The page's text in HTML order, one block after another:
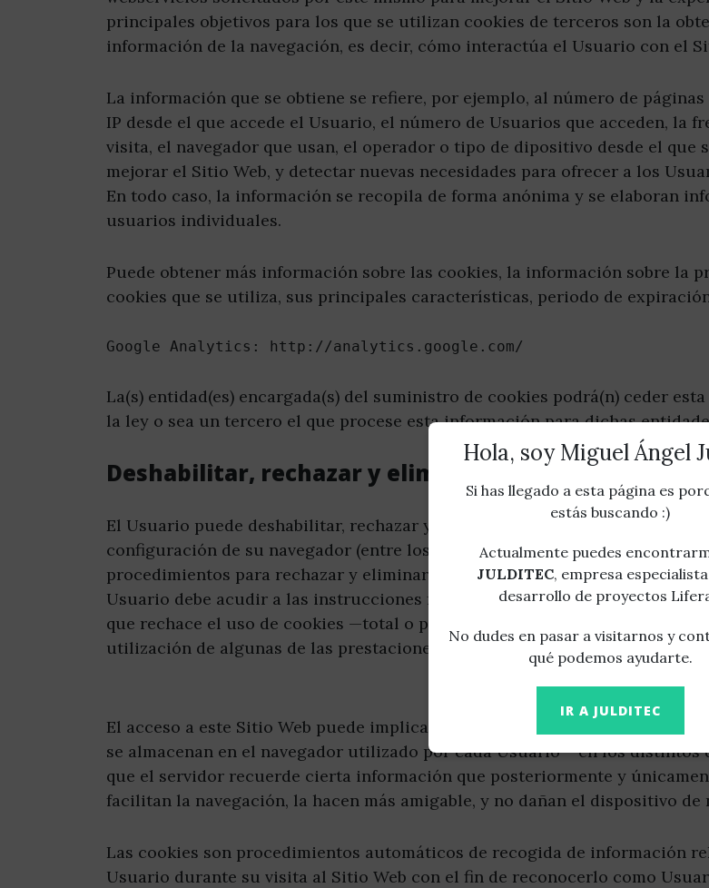
principales objetivos para los que se utilizan cookies de terceros son la
información de la navegación, es decir, cómo interactúa el Usuario con el
La información que se obtiene se refiere, por ejemplo, al número de
IP desde el que accede el Usuario, el número de Usuarios que acceden, la
visita, el navegador que usan, el operador o tipo de dipositivo desde el
mejorar el Sitio Web, y detectar nuevas necesidades para ofrecer a los
En todo caso, la información se recopila de forma anónima y se elaboran
usuarios individuales.
Puede obtener más información sobre las cookies, la información sobre la
cookies que se utiliza, sus principales características, periodo de
Google Analytics: http://analytics.google.com/
La(s) entidad(es) encargada(s) del suministro de cookies podrá(n) ceder
la ley o sea un tercero el que procese esta información para dichas
Deshabilitar, rechazar y eliminar cookies
El Usuario puede deshabilitar, rechazar y eliminar las cookies —total o
configuración de su navegador (entre los que se encuentran, por ejemplo,
procedimientos para rechazar y eliminar las cookies pueden diferir de un
Usuario debe acudir a las instrucciones facilitadas por el propio
que rechace el uso de cookies —total o parcialmente— podrá seguir
utilización de algunas de las prestaciones del mismo.
El acceso a este Sitio Web puede implicar la utilización de cookies. Las
se almacenan en el navegador utilizado por cada Usuario —en los
que el servidor recuerde cierta información que posteriormente y
facilitan la navegación, la hacen más amigable, y no dañan el dispositivo de
Las cookies son procedimientos automáticos de recogida de información
Usuario durante su visita al Sitio Web con el fin de reconocerlo como
Hola, soy Miguel Ángel
Si has llegado a esta página es
estás buscando :)
Actualmente puedes
JULDITEC, empresa
desarrollo de proyectos
No dudes en pasar a visitarnos y
qué podemos ayudarte.
IR A JULDITEC